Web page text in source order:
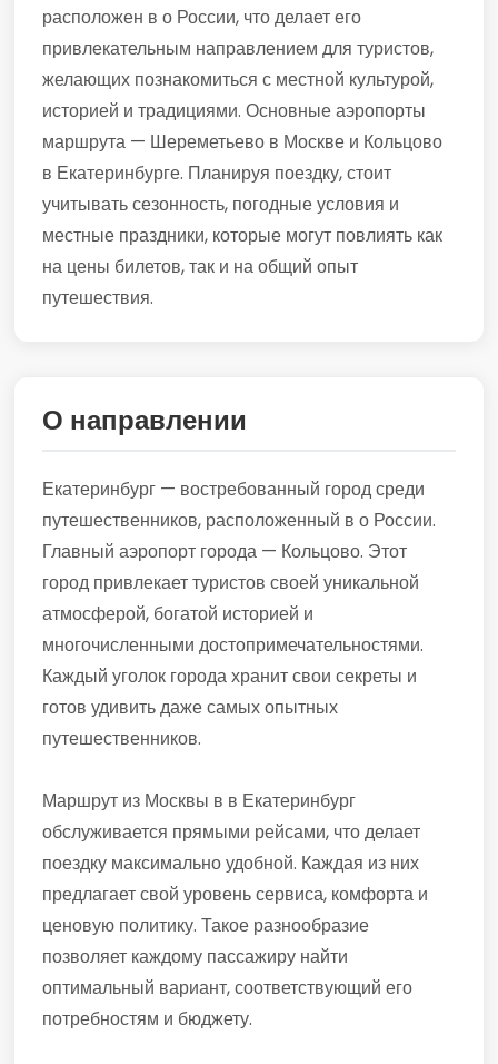
расположен в о России, что делает его
привлекательным направлением для туристов,
желающих познакомиться с местной культурой,
историей и традициями. Основные аэропорты
маршрута — Шереметьево в Москве и Кольцово
в Екатеринбурге. Планируя поездку, стоит
учитывать сезонность, погодные условия и
местные праздники, которые могут повлиять как
на цены билетов, так и на общий опыт
путешествия.
О направлении
Екатеринбург — востребованный город среди
путешественников, расположенный в о России.
Главный аэропорт города — Кольцово. Этот
город привлекает туристов своей уникальной
атмосферой, богатой историей и
многочисленными достопримечательностями.
Каждый уголок города хранит свои секреты и
готов удивить даже самых опытных
путешественников.
Маршрут из Москвы в в Екатеринбург
обслуживается прямыми рейсами, что делает
поездку максимально удобной. Каждая из них
предлагает свой уровень сервиса, комфорта и
ценовую политику. Такое разнообразие
позволяет каждому пассажиру найти
оптимальный вариант, соответствующий его
потребностям и бюджету.